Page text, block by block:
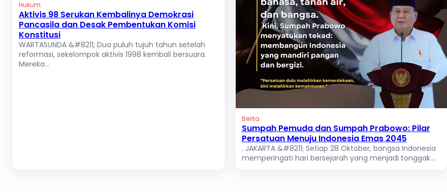
Hukum
Aktivis 98 Serukan Kembalinya Demokrasi
Pancasila dan Desak Pembentukan Komisi
Konstitusi
WARTASUNDA &#8211; Dua puluh tujuh tahun setelah
reformasi, sekelompok aktivis 1998 kembali bersuara.
Mereka...
Berita
Sumpah Pemuda dan Sumpah Prabowo: Pilar
Persatuan Menuju Indonesia Emas 2045
. JAKARTA &#8211; Setiap 28 Oktober, bangsa Indonesia
memperingati hari bersejarah yang menjadi tonggak...